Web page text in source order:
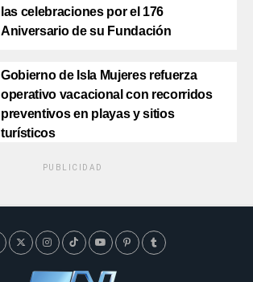
las celebraciones por el 176
Aniversario de su Fundación
Gobierno de Isla Mujeres refuerza
operativo vacacional con recorridos
preventivos en playas y sitios
turísticos
PUBLICIDAD